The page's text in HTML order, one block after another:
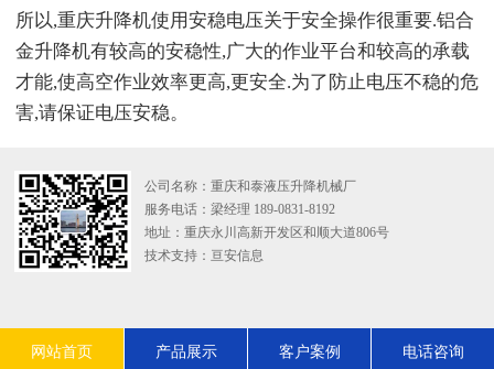
所以,重庆升降机使用安稳电压关于安全操作很重要.铝合
金升降机有较高的安稳性,广大的作业平台和较高的承载
才能,使高空作业效率更高,更安全.为了防止电压不稳的危
害,请保证电压安稳。
公司名称：重庆和泰液压升降机械厂
服务电话：梁经理 189-0831-8192
地址：重庆永川高新开发区和顺大道806号
技术支持： 亘安信息
网站首页 产品展示 客户案例 电话咨询